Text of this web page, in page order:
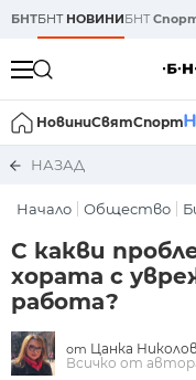
БНТБНТ НОВИНИБНТ
НовиниСвятСпорт
НАЗАД
Начало Общество
С какви
хората с
работа?
от Цанка
Всичко от